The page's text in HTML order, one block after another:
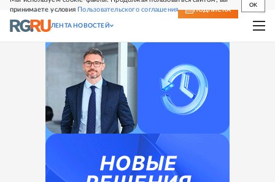
принимаете условия Пользовательского соглашения
OK
СВЕЖИЙ НОМЕР ПОДПИСКА
ЛЕНТА НОВОСТЕЙ